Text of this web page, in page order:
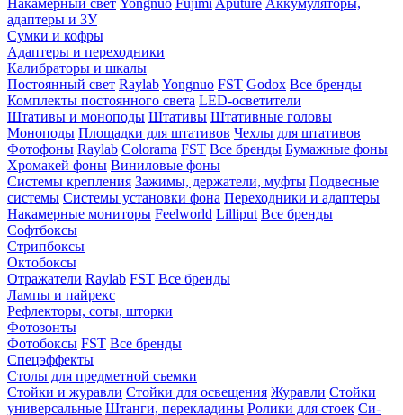
Накамерный свет Yongnuo Fujimi Aputure Аккумуляторы,
адаптеры и ЗУ
Сумки и кофры
Адаптеры и переходники
Калибраторы и шкалы
Постоянный свет RaylabYongnuo FST Godox Все бренды
Комплекты постоянного света LED-осветители
Штативы и моноподы Штативы Штативные головы
Моноподы Площадки для штативов Чехлы для штативов
Фотофоны Raylab Colorama FST Все бренды Бумажные фоны
Хромакей фоны Виниловые фоны
Системы крепления Зажимы, держатели, муфты Подвесные
системы Системы установки фона Переходники и адаптеры
Накамерные мониторы Feelworld Lilliput Все бренды
Софтбоксы
Стрипбоксы
Октобоксы
Отражатели Raylab FST Все бренды
Лампы и пайрекс
Рефлекторы, соты, шторки
Фотозонты
Фотобоксы FST Все бренды
Спецэффекты
Столы для предметной съемки
Стойки и журавли Стойки для освещения Журавли Стойки
универсальные Штанги, перекладины Ролики для стоек Си-